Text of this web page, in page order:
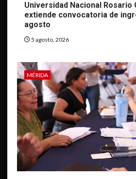
Universidad Nacional Rosario
extiende convocatoria de
agosto
5 agosto, 2026
MÉRIDA